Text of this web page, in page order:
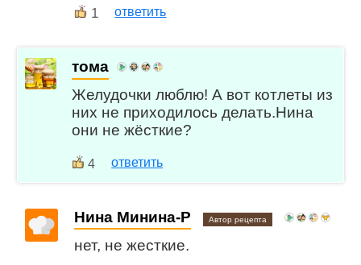
1 ответить
тома
Желудочки люблю! А вот котлеты из
них не приходилось делать.Нина
они не жёсткие?
4 ответить
Нина Минина-Р Автор рецепта
нет, не жесткие.